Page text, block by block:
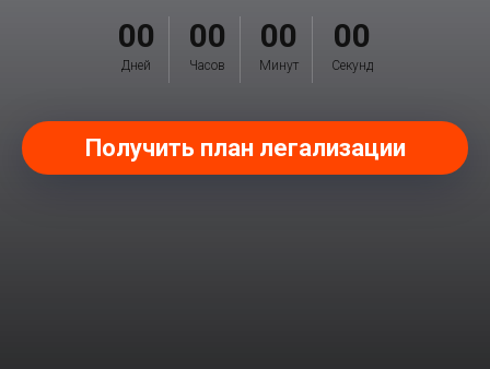
00
Дней
00
Часов
00
Минут
00
Секунд
Получить план легализации